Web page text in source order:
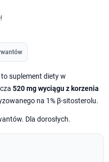
to suplement diety w
520 mg wyciągu z korzenia
na 1% β-sitosterolu.
Dla dorosłych.